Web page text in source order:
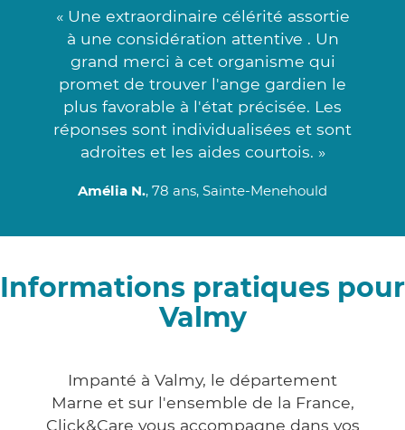
« Une extraordinaire célérité assortie
à une considération attentive . Un
grand merci à cet organisme qui
promet de trouver l'ange gardien le
plus favorable à l'état précisée. Les
réponses sont individualisées et sont
adroites et les aides courtois. »
Amélia N., 78 ans, Sainte-Menehould
Informations pratiques pour
Valmy
Impanté à Valmy, le département
Marne et sur l'ensemble de la France,
Click&Care vous accompagne dans vos